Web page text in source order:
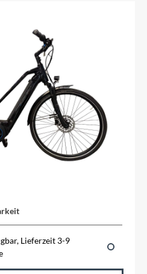
Lieferzeit 3-9